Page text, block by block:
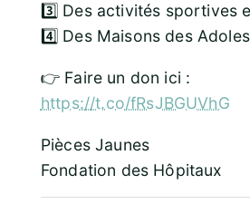
3️⃣ Des activités sportives
4️⃣ Des Maisons des
👉 Faire un don ici :
https://t.co/fRsJBGUVhG
Pièces Jaunes
Fondation des Hôpitaux